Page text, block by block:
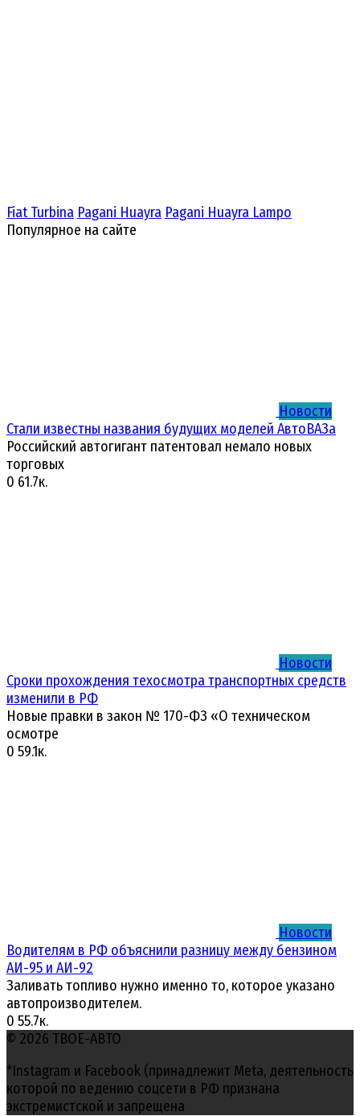
Fiat Turbina Pagani Huayra Pagani Huayra Lampo
Популярное на сайте
Новости
Стали известны названия будущих моделей АвтоВАЗа
Российский автогигант патентовал немало новых
торговых
0 61.7к.
Новости
Сроки прохождения техосмотра транспортных средств
изменили в РФ
Новые правки в закон № 170-ФЗ «О техническом
осмотре
0 59.1к.
Новости
Водителям в РФ объяснили разницу между бензином
АИ-95 и АИ-92
Заливать топливо нужно именно то, которое указано
автопроизводителем.
0 55.7к.
© 2026 ТВОЕ-АВТО
*Instagram и Facebook (принадлежит Meta, деятельность
которой по ведению соцсети в РФ признана
экстремистской и запрещена